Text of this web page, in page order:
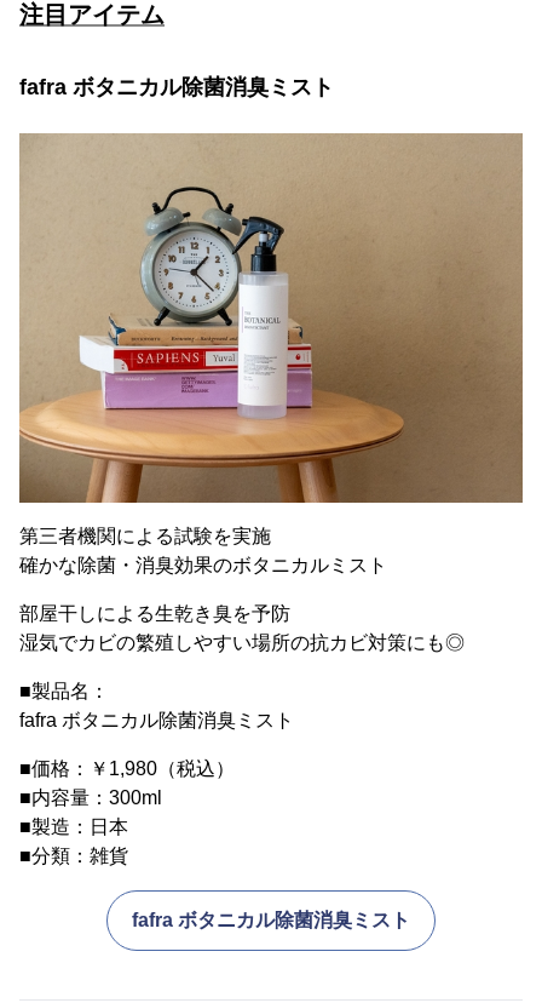
注目アイテム
fafra ボタニカル除菌消臭ミスト
第三者機関による試験を実施
確かな除菌・消臭効果のボタニカルミスト
部屋干しによる生乾き臭を予防
湿気でカビの繁殖しやすい場所の抗カビ対策にも◎
■製品名：
fafra ボタニカル除菌消臭ミスト
■価格：￥1,980（税込）
■内容量：300ml
■製造：日本
■分類：雑貨
fafra ボタニカル除菌消臭ミスト